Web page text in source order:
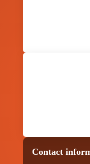
Contact